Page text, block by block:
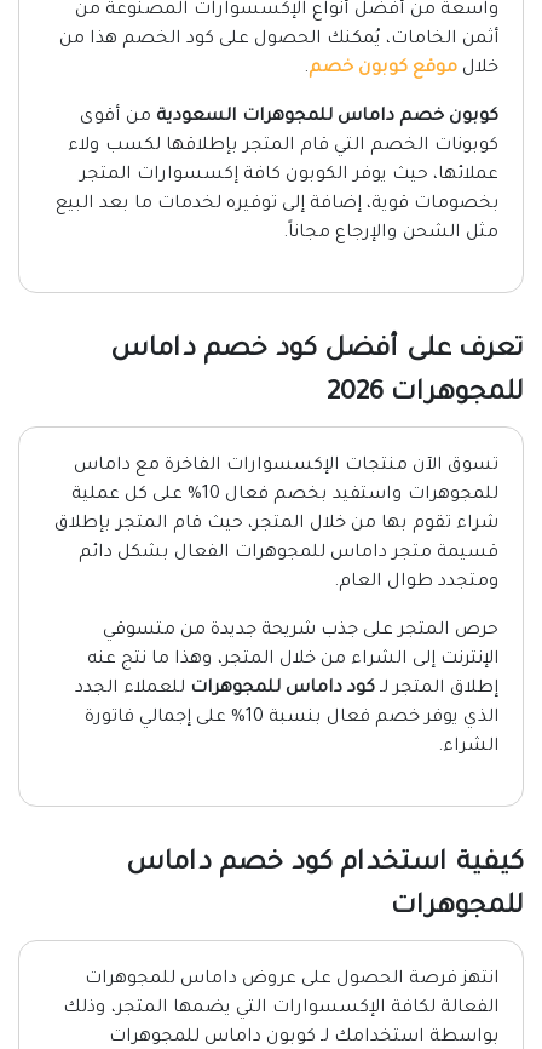
واسعة من أفضل أنواع الإكسسوارات المصنوعة من
أثمن الخامات، يُمكنك الحصول على كود الخصم هذا من
خلال موقع كوبون خصم.
كوبون خصم داماس للمجوهرات السعودية من أقوى
كوبونات الخصم التي قام المتجر بإطلاقها لكسب ولاء
عملائها، حيث يوفر الكوبون كافة إكسسوارات المتجر
بخصومات قوية، إضافة إلى توفيره لخدمات ما بعد البيع
مثل الشحن والإرجاع مجاناً.
تعرف على أفضل كود خصم داماس
للمجوهرات 2026
تسوق الآن منتجات الإكسسوارات الفاخرة مع داماس
للمجوهرات واستفيد بخصم فعال 10% على كل عملية
شراء تقوم بها من خلال المتجر، حيث قام المتجر بإطلاق
قسيمة متجر داماس للمجوهرات الفعال بشكل دائم
ومتجدد طوال العام.
حرص المتجر على جذب شريحة جديدة من متسوقي
الإنترنت إلى الشراء من خلال المتجر، وهذا ما نتج عنه
إطلاق المتجر لـ كود داماس للمجوهرات للعملاء الجدد
الذي يوفر خصم فعال بنسبة 10% على إجمالي فاتورة
الشراء.
كيفية استخدام كود خصم داماس
للمجوهرات
انتهز فرصة الحصول على عروض داماس للمجوهرات
الفعالة لكافة الإكسسوارات التي يضمها المتجر، وذلك
بواسطة استخدامك لـ كوبون داماس للمجوهرات